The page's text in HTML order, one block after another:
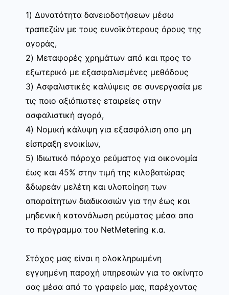
1) Δυνατότητα δανειοδοτήσεων μέσω
τραπεζών με τους ευνοϊκότερους όρους της
αγοράς,
2) Μεταφορές χρημάτων από και προς το
εξωτερικό με εξασφαλισμένες μεθόδους
3) Ασφαλιστικές καλύψεις σε συνεργασία με
τις ποιο αξιόπιστες εταιρείες στην
ασφαλιστική αγορά,
4) Νομική κάλυψη για εξασφάλιση απο μη
είσπραξη ενοικίων,
5) Ιδιωτικό πάροχο ρεύματος για οικονομία
έως και 45% στην τιμή της κιλοβατώρας
&δωρεάν μελέτη και υλοποίηση των
απαραίτητων διαδικασιών για την έως και
μηδενική κατανάλωση ρεύματος μέσα απο
το πρόγραμμα του NetMetering κ.α.
Στόχος μας είναι η ολοκληρωμένη
εγγυημένη παροχή υπηρεσιών για το ακίνητο
σας μέσα από το γραφείο μας, παρέχοντας